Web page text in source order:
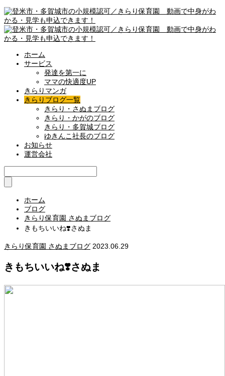
ホーム
サービス
発達を第一に
ママの快適度UP
きらりマンガ
きらりブログ一覧
きらり・さぬまブログ
きらり・かがのブログ
きらり・多賀城ブログ
ゆきんこ社長のブログ
お知らせ
運営会社
ホーム
ブログ
きらり保育園 さぬまブログ
きもちいいね❣️さぬま
きらり保育園 さぬまブログ 2023.06.29
きもちいいね❣️さぬま